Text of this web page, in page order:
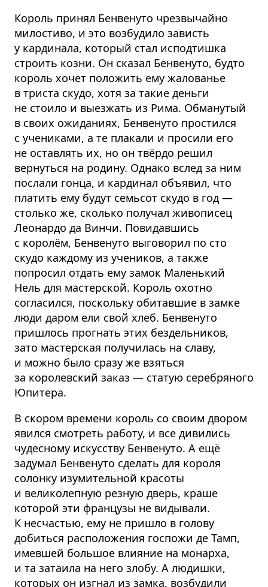
Король принял Бенвенуто чрезвычайно
милостиво, и это возбудило зависть
у кардинала, который стал исподтишка
строить козни. Он сказал Бенвенуто, будто
король хочет положить ему жалованье
в триста скудо, хотя за такие деньги
не стоило и выезжать из Рима. Обманутый
в своих ожиданиях, Бенвенуто простился
с учениками, а те плакали и просили его
не оставлять их, но он твёрдо решил
вернуться на родину. Однако вслед за ним
послали гонца, и кардинал объявил, что
платить ему будут семьсот скудо в год —
столько же, сколько получал живописец
Леонардо да Винчи. Повидавшись
с королём, Бенвенуто выговорил по сто
скудо каждому из учеников, а также
попросил отдать ему замок Маленький
Нель для мастерской. Король охотно
согласился, поскольку обитавшие в замке
люди даром ели свой хлеб. Бенвенуто
пришлось прогнать этих бездельников,
зато мастерская получилась на славу,
и можно было сразу же взяться
за королевский заказ — статую серебряного
Юпитера.
В скором времени король со своим двором
явился смотреть работу, и все дивились
чудесному искусству Бенвенуто. А ещё
задумал Бенвенуто сделать для короля
солонку изумительной красоты
и великолепную резную дверь, краше
которой эти французы не видывали.
К несчастью, ему не пришло в голову
добиться расположения госпожи де Тамп,
имевшей большое влияние на монарха,
и та затаила на него злобу. А людишки,
которых он изгнал из замка, возбудили